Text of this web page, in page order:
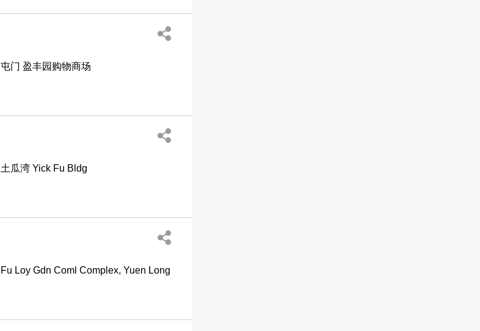
屯门 盈丰园购物商场
土瓜湾 Yick Fu Bldg
Fu Loy Gdn Coml Complex, Yuen Long